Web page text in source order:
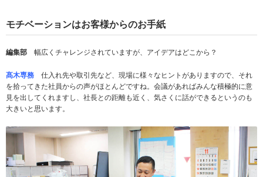
モチベーションはお客様からのお手紙
編集部 幅広くチャレンジされていますが、アイデアはどこから？
髙木専務 仕入れ先や取引先など、現場に様々なヒントがありますので、それ
を拾ってきた社員からの声がほとんどですね。会議があればみんな積極的に意
見を出してくれますし、社長との距離も近く、気さくに話ができるというのも
大きいと思います。